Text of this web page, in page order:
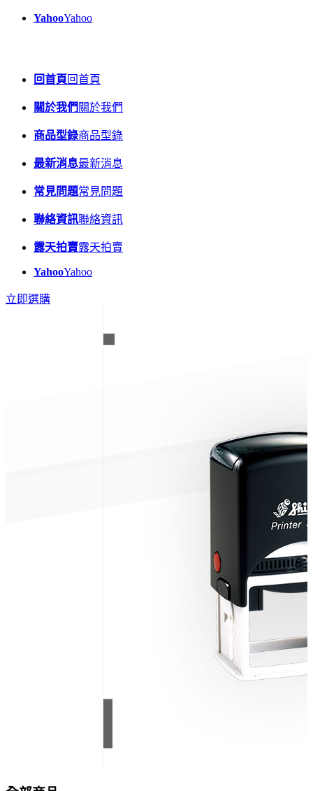
YahooYahoo
回首頁回首頁
關於我們 關於我們
商品型錄商品型錄
最新消息最新消息
常見問題常見問題
聯絡資訊聯絡資訊
露天拍賣露天拍賣
YahooYahoo
立即選購